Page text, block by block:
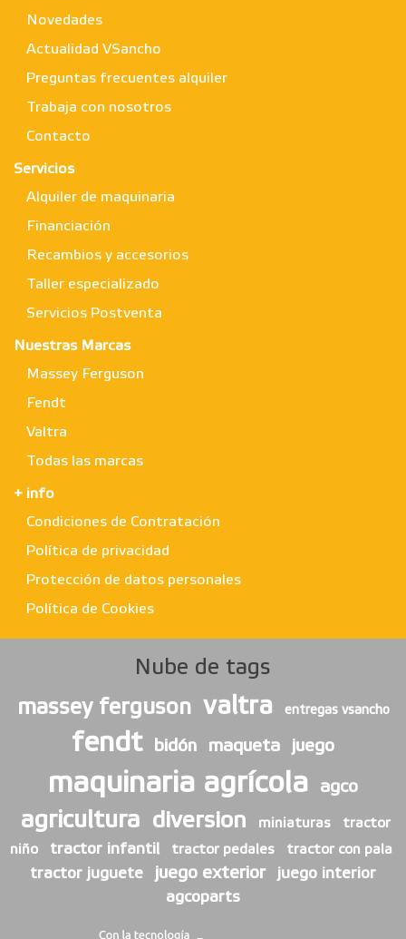
Novedades
Actualidad VSancho
Preguntas frecuentes alquiler
Trabaja con nosotros
Contacto
Servicios
Alquiler de maquinaria
Financiación
Recambios y accesorios
Taller especializado
Servicios Postventa
Nuestras Marcas
Massey Ferguson
Fendt
Valtra
Todas las marcas
+ info
Condiciones de Contratación
Política de privacidad
Protección de datos personales
Política de Cookies
Nube de tags
massey ferguson
valtra entregas vsancho
fendt bidón maqueta juego
maquinaria agrícola agco
agricultura diversion miniaturas tractor
niño tractor infantil tractor pedales tractor con pala
tractor juguete juego exterior
juego interior
agcoparts